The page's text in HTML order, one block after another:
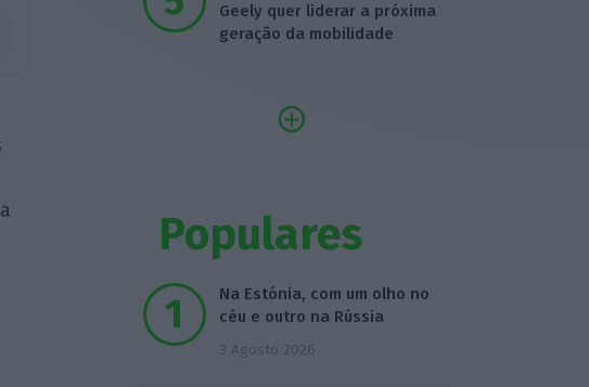
Geely quer liderar a próxima
geração da mobilidade
Populares
Na Estónia, com um olho no
céu e outro na Rússia
3 Agosto 2026